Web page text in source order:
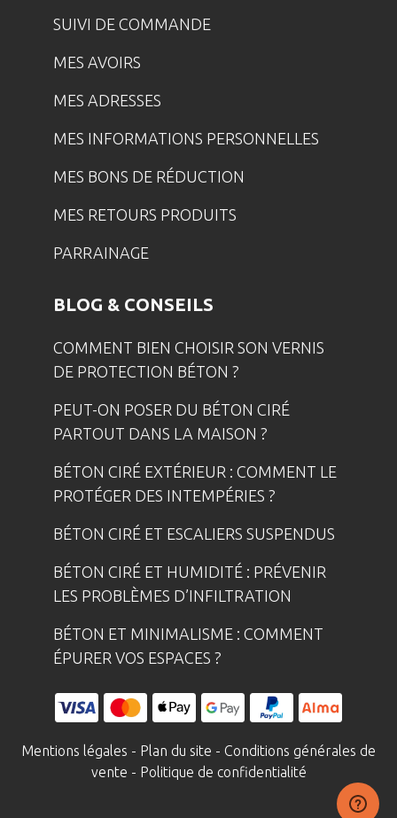
SUIVI DE COMMANDE
MES AVOIRS
MES ADRESSES
MES INFORMATIONS PERSONNELLES
MES BONS DE RÉDUCTION
MES RETOURS PRODUITS
PARRAINAGE
BLOG & CONSEILS
COMMENT BIEN CHOISIR SON VERNIS
DE PROTECTION BÉTON ?
PEUT-ON POSER DU BÉTON CIRÉ
PARTOUT DANS LA MAISON ?
BÉTON CIRÉ EXTÉRIEUR : COMMENT LE
PROTÉGER DES INTEMPÉRIES ?
BÉTON CIRÉ ET ESCALIERS SUSPENDUS
BÉTON CIRÉ ET HUMIDITÉ : PRÉVENIR
LES PROBLÈMES D’INFILTRATION
BÉTON ET MINIMALISME : COMMENT
ÉPURER VOS ESPACES ?
Mentions légales - Plan du site - Conditions générales de
vente - Politique de confidentialité